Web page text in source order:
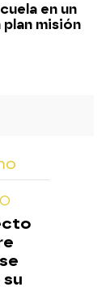
en un
plan misión